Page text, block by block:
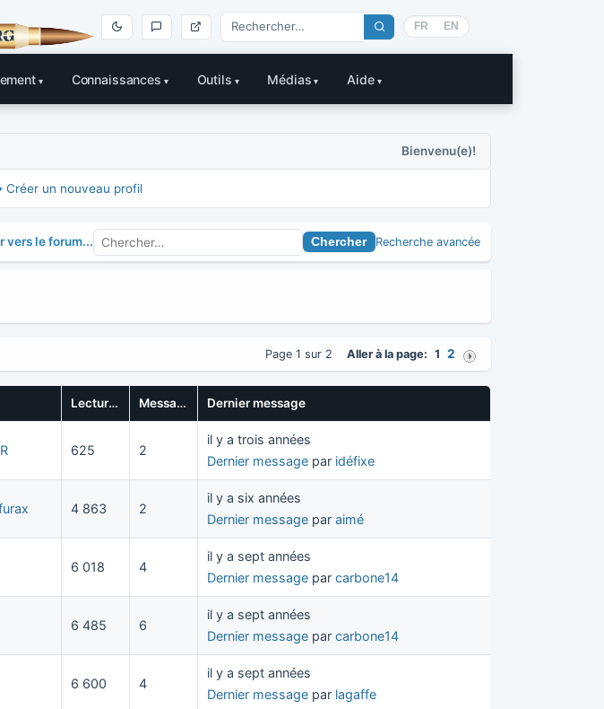
FR EN
Connaissances Outils Médias Aide
Bienvenu(e)!
Créer un nouveau profil
vers le forum... Recherche avancée
Page 1 sur 2 Aller à la page: 1 2
Lectures Messages Dernier message
625 2
il y a trois années
Dernier message par idéfixe
4 863 2
il y a six années
Dernier message par aimé
6 018 4
il y a sept années
Dernier message par carbone14
6 485 6
il y a sept années
Dernier message par carbone14
6 600 4
il y a sept années
Dernier message par lagaffe